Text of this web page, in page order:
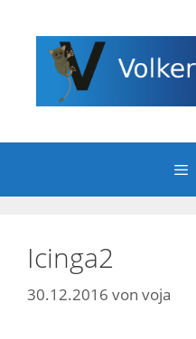
Inhalt
springen
Icinga2
30.12.2016 von voja